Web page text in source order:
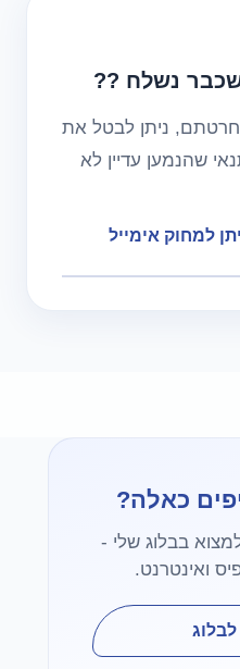
נשלח ??
ניתן לבטל את
עדיין לא
אימייל
כאלה?
בבלוג שלי -
ואינטרנט.